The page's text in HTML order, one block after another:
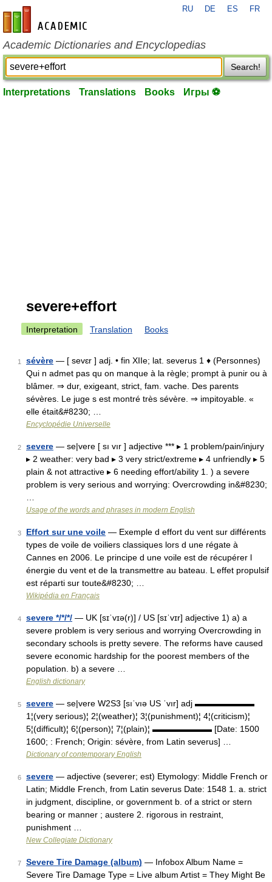
en-academic.com
RU DE ES FR
Academic Dictionaries and Encyclopedias
Search!
Interpretations Translations Books Игры ⚽
severe+effort
Interpretation Translation Books
1 sévère — [ sevɛr ] adj. • fin XIIe; lat. severus 1 ♦ (Personnes)
Qui n admet pas qu on manque à la règle; prompt à punir ou à
blâmer. ⇒ dur, exigeant, strict, fam. vache. Des parents
sévères. Le juge s est montré très sévère. ⇒ impitoyable. «
elle était&#8230; …
Encyclopédie Universelle
2 severe — se|vere [ sı vır ] adjective *** ▸ 1 problem/pain/injury
▸ 2 weather: very bad ▸ 3 very strict/extreme ▸ 4 unfriendly ▸ 5
plain & not attractive ▸ 6 needing effort/ability 1. ) a severe
problem is very serious and worrying: Overcrowding in&#8230;
Usage of the words and phrases in modern English
3 Effort sur une voile — Exemple d effort du vent sur différents
types de voile de voiliers classiques lors d une régate à
Cannes en 2006. Le principe d une voile est de récupérer l
énergie du vent et de la transmettre au bateau. L effet propulsif
est réparti sur toute&#8230; …
Wikipédia en Français
4 severe */*/*/ — UK [sɪˈvɪə(r)] / US [sɪˈvɪr] adjective 1) a) a
severe problem is very serious and worrying Overcrowding in
secondary schools is pretty severe. The reforms have caused
severe economic hardship for the poorest members of the
population. b) a severe …
English dictionary
5 severe — se|vere W2S3 [sıˈvıə US ˈvır] adj ▬▬▬▬▬▬▬
1¦(very serious)¦ 2¦(weather)¦ 3¦(punishment)¦ 4¦(criticism)¦
5¦(difficult)¦ 6¦(person)¦ 7¦(plain)¦ ▬▬▬▬▬▬▬ [Date: 1500
1600; : French; Origin: sévère, from Latin severus] …
Dictionary of contemporary English
6 severe — adjective (severer; est) Etymology: Middle French or
Latin; Middle French, from Latin severus Date: 1548 1. a. strict
in judgment, discipline, or government b. of a strict or stern
bearing or manner ; austere 2. rigorous in restraint,
punishment …
New Collegiate Dictionary
7 Severe Tire Damage (album) — Infobox Album Name =
Severe Tire Damage Type = Live album Artist = They Might Be